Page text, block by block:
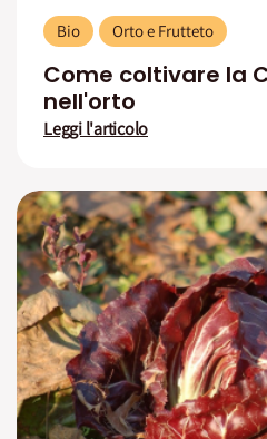
Bio Orto e Frutteto
Come coltivare la
nell'orto
Leggi l'articolo